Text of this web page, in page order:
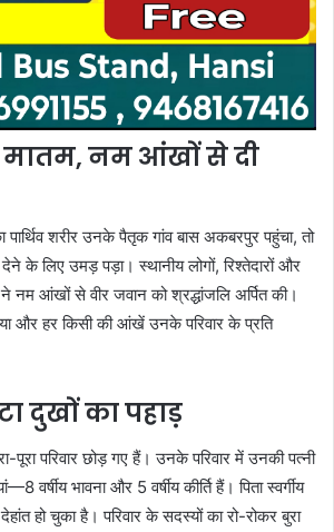
मातम, नम आंखों से दी
शरीर उनके पैतृक गांव बास अकबरपुर पहुंचा, तो
देने के लिए उमड़ पड़ा। स्थानीय लोगों, रिश्तेदारों और
ने नम आंखों से वीर जवान को श्रद्धांजलि अर्पित की।
और हर किसी की आंखें उनके परिवार के प्रति
दुखों का पहाड़
पूरा परिवार छोड़ गए हैं। उनके परिवार में उनकी पत्नी
वर्षीय भावना और 5 वर्षीय कीर्ति हैं। पिता स्वर्गीय
हो चुका है। परिवार के सदस्यों का रो-रोकर बुरा